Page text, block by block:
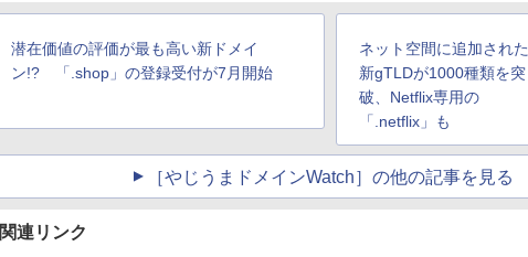
潜在価値の評価が最も高い新ドメイ
ン!? 「.shop」の登録受付が7月開始
ネット空間に追加された
新gTLDが1000種類を突
破、Netflix専用の
「.netflix」も
［やじうまドメインWatch］の他の記事を見る
関連リンク